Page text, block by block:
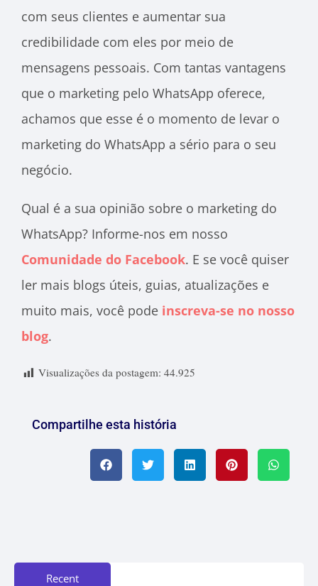
com seus clientes e aumentar sua
credibilidade com eles por meio de
mensagens pessoais. Com tantas vantagens
que o marketing pelo WhatsApp oferece,
achamos que esse é o momento de levar o
marketing do WhatsApp a sério para o seu
negócio.
Qual é a sua opinião sobre o marketing do
WhatsApp? Informe-nos em nosso
Comunidade do Facebook. E se você quiser
ler mais blogs úteis, guias, atualizações e
muito mais, você pode inscreva-se no nosso
blog.
Visualizações da postagem: 44.925
Compartilhe esta história
Recent